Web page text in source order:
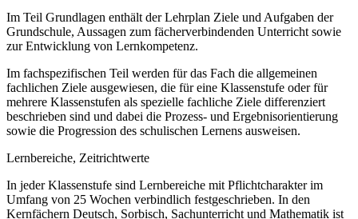
Im Teil Grundlagen enthält der Lehrplan Ziele und Aufgaben der
Grundschule, Aussagen zum fächerverbindenden Unterricht sowie
zur Entwicklung von Lernkompetenz.
Im fachspezifischen Teil werden für das Fach die allgemeinen
fachlichen Ziele ausgewiesen, die für eine Klassenstufe oder für
mehrere Klassenstufen als spezielle fachliche Ziele differenziert
beschrieben sind und dabei die Prozess- und Ergebnisorientierung
sowie die Progression des schulischen Lernens ausweisen.
Lernbereiche, Zeitrichtwerte
In jeder Klassenstufe sind Lernbereiche mit Pflichtcharakter im
Umfang von 25 Wochen verbindlich festgeschrieben. In den
Kernfächern Deutsch, Sorbisch, Sachunterricht und Mathematik ist